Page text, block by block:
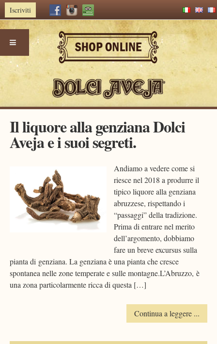
Iscriviti
contentIl liquore alla genziana Dolci
Aveja e i suoi segreti.
Andiamo a vedere come si
riesce nel 2018 a produrre il
tipico liquore alla genziana
abruzzese, rispettando i
“passaggi” della tradizione.
Prima di entrare nel merito
dell’argomento, dobbiamo
fare un breve excursus sulla
pianta di genziana. La genziana è una pianta che cresce
spontanea nelle zone temperate e sulle montagne.L’Abruzzo, è
una zona particolarmente ricca di questa […]
Continua a leggere ...